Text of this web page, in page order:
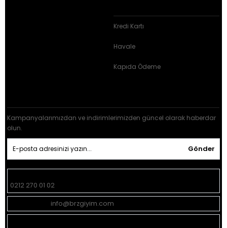
Kredi Kartı
Havale
Kapıda Ödeme
Kampanyalarımızdan ve indirimlerimizden güncel olarak haberdar
olun.
Gönder
0212 270 01 02
info@brzgiyim.com